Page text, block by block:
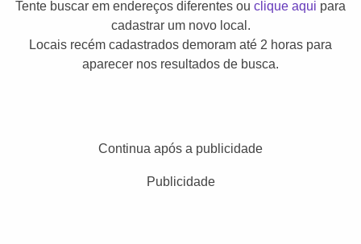
Tente buscar em endereços diferentes ou clique aqui para
cadastrar um novo local.
Locais recém cadastrados demoram até 2 horas para
aparecer nos resultados de busca.
Continua após a publicidade
Publicidade